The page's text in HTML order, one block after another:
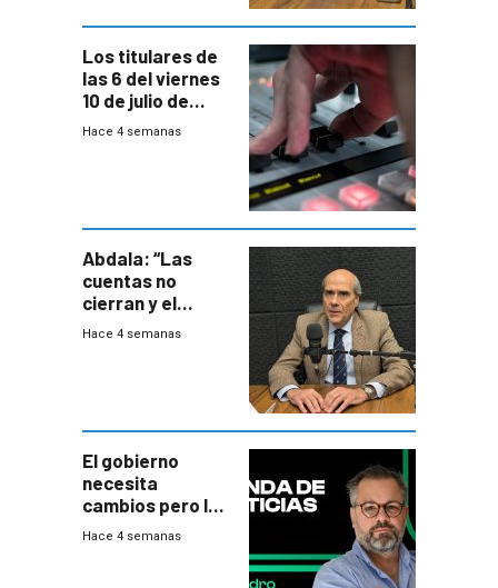
Los titulares de
las 6 del viernes
10 de julio de
2026
Hace 4 semanas
Abdala: “Las
cuentas no
cierran y el
balance del
Hace 4 semanas
El gobierno
necesita
cambios pero los
ministros tienen
Hace 4 semanas